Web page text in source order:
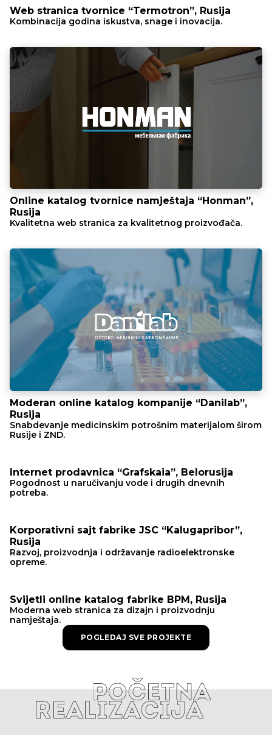
Web stranica tvornice “Termotron”, Rusija
Kombinacija godina iskustva, snage i inovacija.
Online katalog tvornice namještaja “Honman”,
Rusija
Kvalitetna web stranica za kvalitetnog proizvođača.
Moderan online katalog kompanije “Danilab”,
Rusija
Snabdevanje medicinskim potrošnim materijalom širom
Rusije i ZND.
Internet prodavnica “Grafskaia”, Belorusija
Pogodnost u naručivanju vode i drugih dnevnih
potreba.
Korporativni sajt fabrike JSC “Kalugapribor”,
Rusija
Razvoj, proizvodnja i održavanje radioelektronske
opreme.
Svijetli online katalog fabrike BPM, Rusija
Moderna web stranica za dizajn i proizvodnju
namještaja.
POGLEDAJ SVE PROJEKTE